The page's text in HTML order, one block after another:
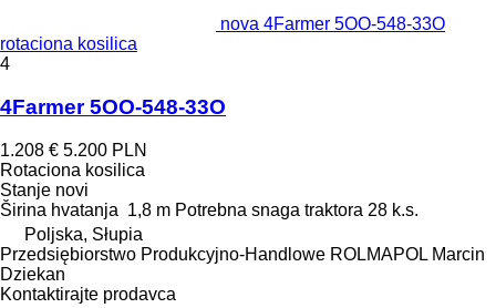
nova 4Farmer 5OO-548-33O
rotaciona kosilica
4
4Farmer 5OO-548-33O
1.208 € 5.200 PLN
Rotaciona kosilica
Stanje novi
Širina hvatanja 1,8 m Potrebna snaga traktora 28 k.s.
Poljska, Słupia
Przedsiębiorstwo Produkcyjno-Handlowe ROLMAPOL Marcin
Dziekan
Kontaktirajte prodavca